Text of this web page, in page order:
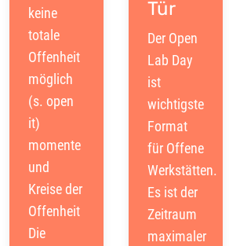
keine
totale
Offenheit
möglich
(s. open
it)
momente
und
Kreise der
Offenheit
Die
Tür
Der Open
Lab Day
ist
wichtigste
Format
für Offene
Werkstätten.
Es ist der
Zeitraum
maximaler